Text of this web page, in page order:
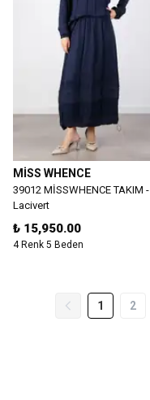
MİSS WHENCE
39012 MİSSWHENCE TAKIM -
Lacivert
₺ 15,950.00
4 Renk 5 Beden
1 2